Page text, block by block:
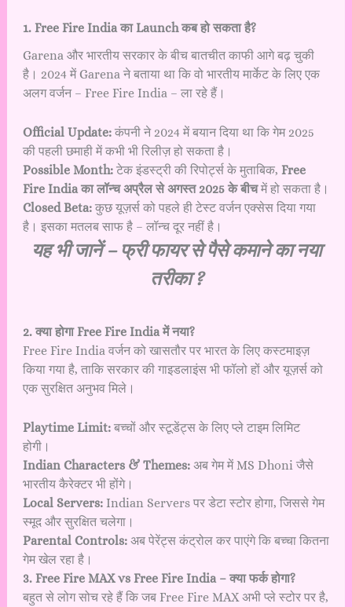
1. Free Fire India का Launch कब हो सकता है?
Garena और भारतीय सरकार के बीच बातचीत काफी आगे बढ़ चुकी
है। 2024 में Garena ने बताया था कि वो भारतीय मार्केट के लिए एक
अलग वर्जन – Free Fire India – ला रहे हैं।
Official Update:कंपनी ने 2024 में बयान दिया था कि गेम 2025
की पहली छमाही में कभी भी रिलीज़ हो सकता है।
Possible Month:टेक इंडस्ट्री की रिपोर्ट्स के मुताबिक, Free
Fire India का लॉन्च अप्रैल से अगस्त 2025 के बीचमें हो सकता है।
Closed Beta:कुछ यूज़र्स को पहले ही टेस्ट वर्जन एक्सेस दिया गया
है। इसका मतलब साफ है – लॉन्च दूर नहीं है।
यह भी जानें – फ्री फायर से पैसे कमाने का नया
तरीका ?
2. क्या होगा Free Fire India में नया?
Free Fire India वर्जन को खासतौर पर भारत के लिए कस्टमाइज़
किया गया है, ताकि सरकार की गाइडलाइंस भी फॉलो हों और यूज़र्स को
एक सुरक्षित अनुभव मिले।
Playtime Limit:बच्चों और स्टूडेंट्स के लिए प्ले टाइम लिमिट
होगी।
Indian Characters & Themes:अब गेम में MS Dhoni जैसे
भारतीय कैरेक्टर भी होंगे।
Local Servers:Indian Servers पर डेटा स्टोर होगा, जिससे गेम
स्मूद और सुरक्षित चलेगा।
Parental Controls:अब पेरेंट्स कंट्रोल कर पाएंगे कि बच्चा कितना
गेम खेल रहा है।
3. Free Fire MAX vs Free Fire India – क्या फर्क होगा?
बहुत से लोग सोच रहे हैं कि जब Free Fire MAX अभी प्ले स्टोर पर है,